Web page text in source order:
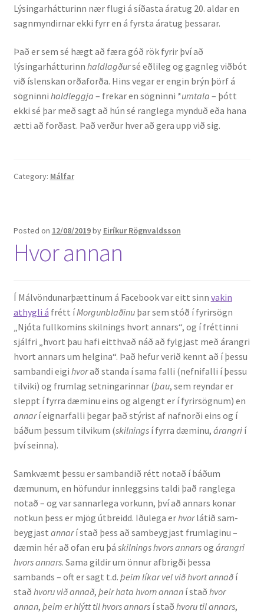
Önnur ritverk
Ritrýndar greinar
Óritrýnt fræðilegt efni
Málfarspistlar
Ýmis erindi
CV
Publications
Research
Teaching
Lýsingarhátturinn nær flugi á síðasta áratug 20. aldar en
sagnmyndirnar ekki fyrr en á fyrsta áratug þessarar.
Það er sem sé hægt að færa góð rök fyrir því að
lýsingarhátturinn haldlagðursé eðlileg og gagnleg viðbót
við íslenskan orðaforða. Hins vegar er engin brýn þörf á
sögninni haldleggja – frekar en sögninni *umtala – þótt
ekki sé þar með sagt að hún sé ranglega mynduð eða hana
ætti að forðast. Það verður hver að gera upp við sig.
Category: Málfar
Posted on 12/08/2019by Eiríkur Rögnvaldsson
Hvor annan
Í Málvöndunarþættinum á Facebook var eitt sinn vakin
athygli á frétt íMorgunblaðinuþar sem stóð í fyrirsögn
„Njóta fullkomins skilnings hvort annars“, og í fréttinni
sjálfri „hvort þau hafi eitthvað náð að fylgjast með árangri
hvort annars um helgina“. Það hefur verið kennt að í þessu
sambandi eigi hvorað standa í sama falli (nefnifalli í þessu
tilviki) og frumlag setningarinnar (þau, sem reyndar er
sleppt í fyrra dæminu eins og algengt er í fyrirsögnum) en
annarí eignarfalli þegar það stýrist af nafn­orði eins og í
báðum þessum tilvikum (skilnings í fyrra dæminu, árangri í
því seinna).
Samkvæmt þessu er sambandið rétt notað í báðum
dæmunum, en höfundur innleggsins taldi það ranglega
notað – og var sannarlega vorkunn, því að annars konar
notkun þess er mjög útbreidd. Iðulega erhvorlátið sam­
beygjast annarí stað þess að sambeygjast frumlaginu –
dæmin hér að ofan eru þá skilnings hvors annarsog árangri
hvors annars. Sama gildir um önnur afbrigði þessa
sambands – oft er sagt t.d. þeim líkar vel við hvort annaðí
stað hvoru við annað, þeir hata hvorn annaní stað hvor
annan, þeim er hlýtt til hvors annarsí stað hvoru til annars,